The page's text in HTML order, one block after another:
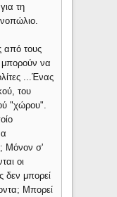
τη
από τους
να
...Ένας
του
"χώρου".
Μόνον σ'
οι
δεν μπορεί
Μπορεί